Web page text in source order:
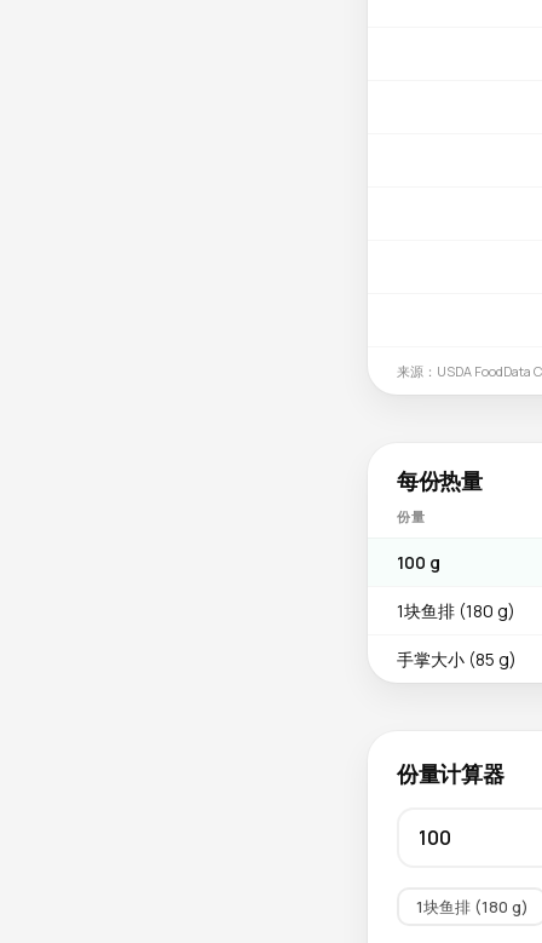
来源：USDA FoodData
每份热量
份量
100 g
1块鱼排 (180 g)
手掌大小 (85 g)
份量计算器
1块鱼排 (180 g)